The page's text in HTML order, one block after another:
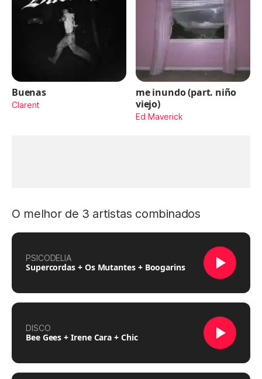
Buenas
Clarent
me inundo (part. niño
viejo)
Ed Maverick
O melhor de 3 artistas combinados
PSICODELIA
Supercordas + Os Mutantes + Boogarins
DISCO
Bee Gees + Irene Cara + Chic